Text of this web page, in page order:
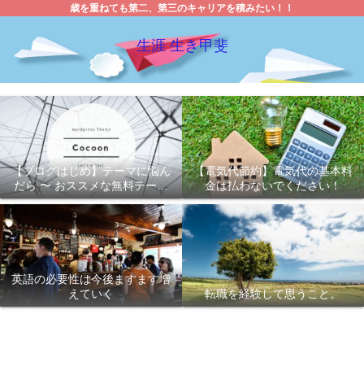
歳を重ねても第二、第三のキャリアを積みたい！！
生涯 生き甲斐
【ブログはじめ】テーマに悩ん
だら 〜 おススメな無料テーマ
「Cocoon 」
【電気代節約】電気代の基本料
金は払わないでください！
英語の必要性は今後ますます増
えていく
転職を経験して思うこと。